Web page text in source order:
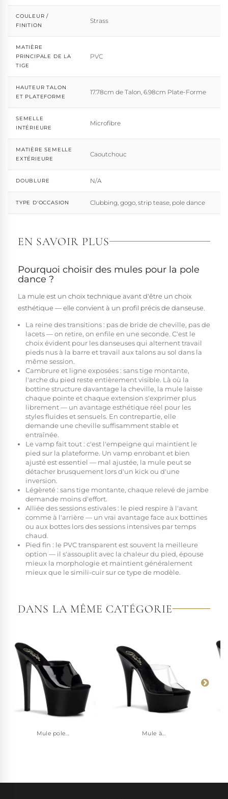
COULEUR /
FINITION
Strass
MATIÈRE
PRINCIPALE DE LA
TIGE
PVC
HAUTEUR TALON
ET PLATEFORME
17.78cm de Talon, 6.98cm Plate-Forme
SEMELLE
INTÉRIEURE
Microfibre
MATIÈRE SEMELLE
EXTÉRIEURE
Caoutchouc
DOUBLURE N/A
TYPE D'OCCASION Clubbing, gogo, strip tease, pole dance
EN SAVOIR PLUS
Pourquoi choisir des mules pour la pole
dance ?
La mule est un choix technique avant d'être un choix
esthétique — elle convient à un profil précis de danseuse.
La reine des transitions : pas de bride de cheville, pas de
lacets — on retire, on enfile en une seconde. C'est le
choix évident pour les danseuses qui alternent travail
pieds nus à la barre et travail aux talons au sol dans la
même session.
Cambrure et ligne exposées : sans tige montante,
l'arche du pied reste entièrement visible. Là où la
bottine structure davantage la cheville, la mule laisse
chaque pointe et chaque extension s'exprimer plus
librement — un avantage esthétique réel pour les
styles fluides et sensuels. En contrepartie, elle
demande une cheville suffisamment stable et
entraînée.
Le vamp fait tout : c'est l'empeigne qui maintient le
pied sur la plateforme. Un vamp enrobant et bien
ajusté est essentiel — mal ajustée, la mule peut se
détacher brusquement lors d'un kick ou d'une
inversion.
Légèreté : sans tige montante, chaque relevé de jambe
demande moins d'effort.
Alliée des sessions estivales : le pied respire à l'avant
comme à l'arrière — un vrai avantage face aux bottines
ou aux bottes lors des sessions intensives par temps
chaud.
Pied fin : le PVC transparent est souvent la meilleure
option — il s'assouplit avec la chaleur du pied, épouse
mieux la morphologie et maintient généralement
mieux que le simili-cuir sur ce type de modèle.
DANS LA MÊME CATÉGORIE
Mule pole... Mule à...